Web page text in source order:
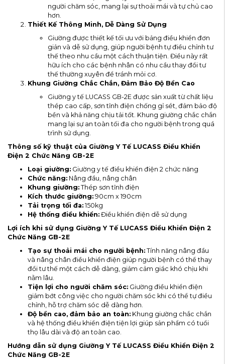
người chăm sóc, mang lại sự thoải mái và tự chủ cao
hơn.
Thiết Kế Thông Minh, Dễ Dàng Sử Dụng
Giường được thiết kế tối ưu với bảng điều khiển đơn
giản và dễ sử dụng, giúp người bệnh tự điều chỉnh tư
thế theo nhu cầu một cách thuận tiện. Điều này rất
hữu ích cho các bệnh nhân có nhu cầu thay đổi tư
thế thường xuyên để tránh mỏi cơ.
Khung Giường Chắc Chắn, Đảm Bảo Độ Bền Cao
Giường y tế LUCASS GB-2E được sản xuất từ chất liệu
thép cao cấp, sơn tĩnh điện chống gỉ sét, đảm bảo độ
bền và khả năng chịu tải tốt. Khung giường chắc chắn
mang lại sự an toàn tối đa cho người bệnh trong quá
trình sử dụng.
Thông số kỹ thuật của Giường Y Tế LUCASS Điều Khiển
Điện 2 Chức Năng GB-2E
Loại giường: Giường y tế điều khiển điện 2 chức năng
Chức năng: Nâng đầu, nâng chân
Khung giường: Thép sơn tĩnh điện
Kích thước giường: 90cm x 190cm
Tải trọng tối đa: 150kg
Hệ thống điều khiển: Điều khiển điện dễ sử dụng
Lợi ích khi sử dụng Giường Y Tế LUCASS Điều Khiển Điện 2
Chức Năng GB-2E
Tạo sự thoải mái cho người bệnh: Tính năng nâng đầu
và nâng chân điều khiển điện giúp người bệnh có thể thay
đổi tư thế một cách dễ dàng, giảm cảm giác khó chịu khi
nằm lâu.
Tiện lợi cho người chăm sóc: Giường điều khiển điện
giảm bớt công việc cho người chăm sóc khi có thể tự điều
chỉnh, hỗ trợ chăm sóc dễ dàng hơn.
Độ bền cao, đảm bảo an toàn: Khung giường chắc chắn
và hệ thống điều khiển điện tiện lợi giúp sản phẩm có tuổi
thọ lâu dài và độ an toàn cao.
Hướng dẫn sử dụng Giường Y Tế LUCASS Điều Khiển Điện 2
Chức Năng GB-2E